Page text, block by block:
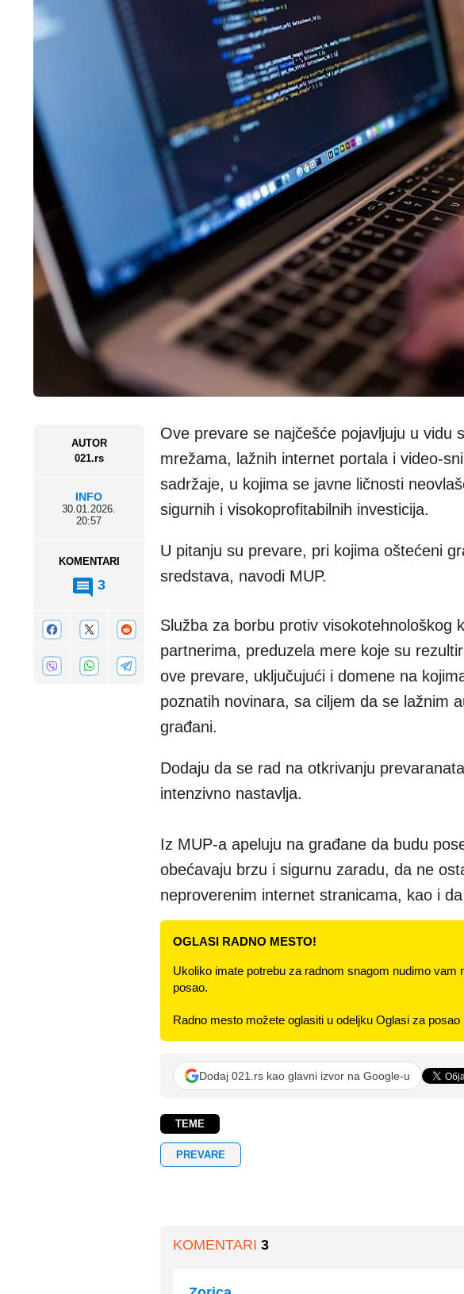
AUTOR
021.rs
INFO
30.01.2026.
20:57
KOMENTARI
3
Ove prevare se najčešće pojavljuju u vidu
mrežama, lažnih internet portala i video-
sadržaje, u kojima se javne ličnosti
sigurnih i visokoprofitabilnih investicija.
U pitanju su prevare, pri kojima oštećeni
sredstava, navodi MUP.
Služba za borbu protiv visokotehnološkog
partnerima, preduzela mere koje su
ove prevare, uključujući i domene na
poznatih novinara, sa ciljem da se lažnim
građani.
Dodaju da se rad na otkrivanju
intenzivno nastavlja.
Iz MUP-a apeluju na građane da budu
obećavaju brzu i sigurnu zaradu, da ne
neproverenim internet stranicama, kao i
OGLASI RADNO MESTO!
Ukoliko imate potrebu za radnom snagom nudimo
posao.
Radno mesto možete oglasiti u odeljku Oglasi za
Dodaj 021.rs kao glavni izvor na Google-u
TEME
PREVARE
KOMENTARI 3